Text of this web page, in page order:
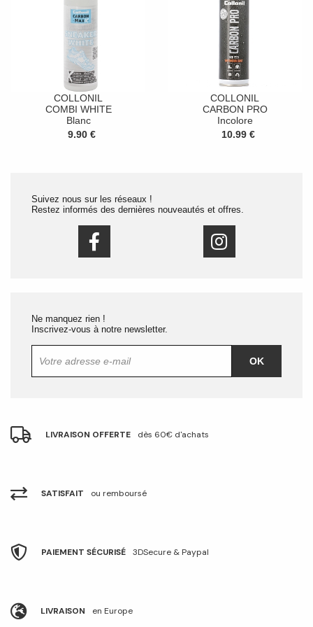
COLLONIL
COMBI WHITE
Blanc
9.90 €
COLLONIL
CARBON PRO
Incolore
10.99 €
Suivez nous sur les réseaux !
Restez informés des dernières nouveautés et offres.
Ne manquez rien !
Inscrivez-vous à notre newsletter.
OK
LIVRAISON OFFERTE dès 60€ d'achats
SATISFAIT ou remboursé
PAIEMENT SÉCURISÉ 3DSecure & Paypal
LIVRAISON en Europe